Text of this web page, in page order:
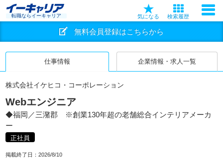
転職ならイーキャリア 気になる 検索履歴
無料会員登録はこちらから
仕事情報 企業情報・求人一覧
株式会社イケヒコ・コーポレーション
Webエンジニア
◆福岡／三潴郡 ※創業130年超の老舗総合インテリアメーカ
ー
正社員
掲載終了日： 2026/8/10